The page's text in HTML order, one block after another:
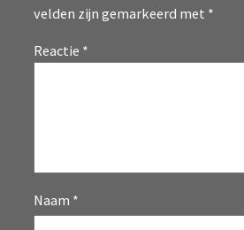
velden zijn gemarkeerd met *
Reactie *
Naam *